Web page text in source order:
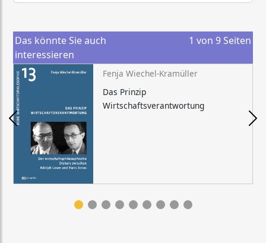
Das könnte Sie auch
interessieren
1 von 9 Seiten
Fenja Wiechel-Kramüller
Das Prinzip
Wirtschaftsverantwortung